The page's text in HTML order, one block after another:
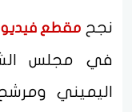
نجح مقطع فيديو
في مجلس
اليميني ومرشح